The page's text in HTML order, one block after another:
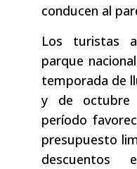
conducen al
Los turistas
parque
temporada de
y de octubre
período
presupuesto
descuentos